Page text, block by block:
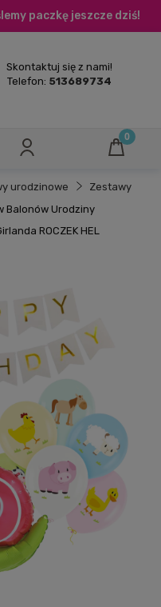
paczkę jeszcze dziś!
Skontaktuj się z nami!
Telefon: 513689734
urodzinowe
Zestawy
Balonów Urodziny
ROCZEK HEL